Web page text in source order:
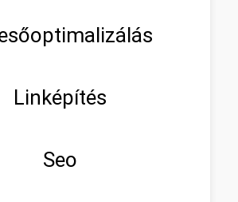
Linképítés
Seo